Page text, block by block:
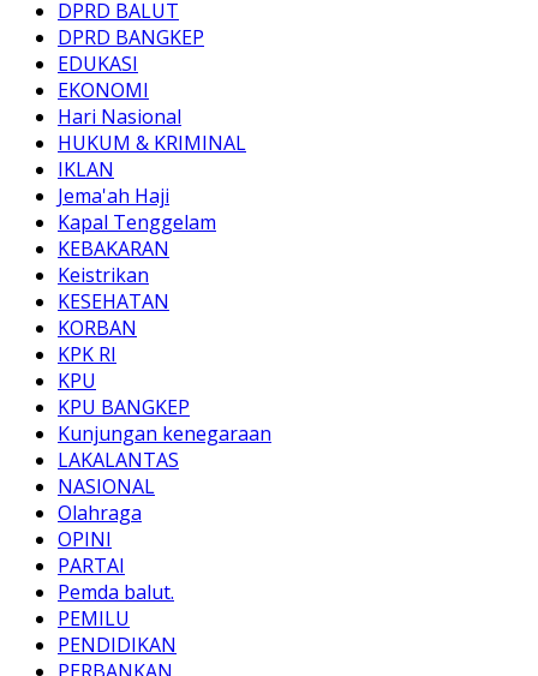
DPRD BALUT
DPRD BANGKEP
EDUKASI
EKONOMI
Hari Nasional
HUKUM & KRIMINAL
IKLAN
Jema'ah Haji
Kapal Tenggelam
KEBAKARAN
Keistrikan
KESEHATAN
KORBAN
KPK RI
KPU
KPU BANGKEP
Kunjungan kenegaraan
LAKALANTAS
NASIONAL
Olahraga
OPINI
PARTAI
Pemda balut.
PEMILU
PENDIDIKAN